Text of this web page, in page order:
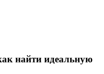
найти идеальную